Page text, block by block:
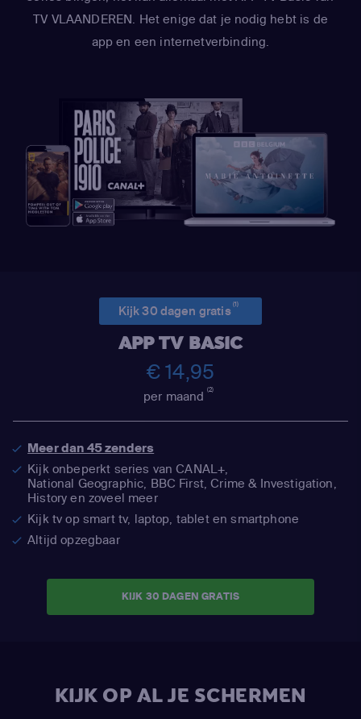
TV VLAANDEREN. Het enige dat je nodig hebt is de
app en een internetverbinding.
Kijk 30 dagen gratis(1)
APP TV BASIC
€ 14,95
per maand(2)
Meer dan 45 zenders
Kijk onbeperkt series van CANAL+,
National Geographic, BBC First, Crime & Investigation,
History en zoveel meer
Kijk tv op smart tv, laptop, tablet en smartphone
Altijd opzegbaar
KIJK 30 DAGEN GRATIS
KIJK OP AL JE SCHERMEN